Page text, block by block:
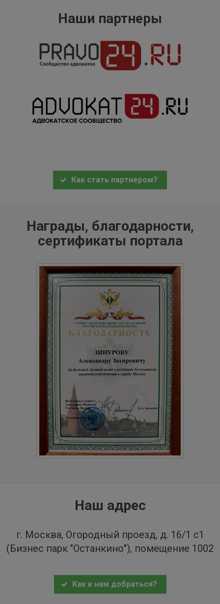
Наши партнеры
Как стать партнером?
Награды, благодарности,
сертификаты портала
Наш адрес
г. Москва, Огородный проезд, д. 16/1 с1
(Бизнес парк "Останкино"), помещение 1002
Как к нам добраться?